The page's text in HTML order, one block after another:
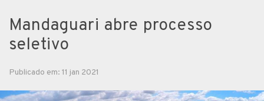
Mandaguari abre processo
seletivo
Publicado em: 11 jan 2021